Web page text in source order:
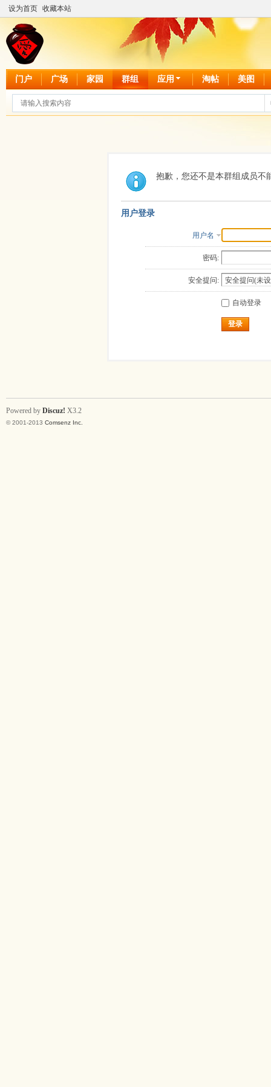
设为首页 收藏本站
门户 广场 家园 群组 应用 淘帖 美图
抱歉，您还不是本群组成员不
用户登录
用户名
密码:
安全提问:
自动登录
登录
Powered by Discuz! X3.2
© 2001-2013 Comsenz Inc.